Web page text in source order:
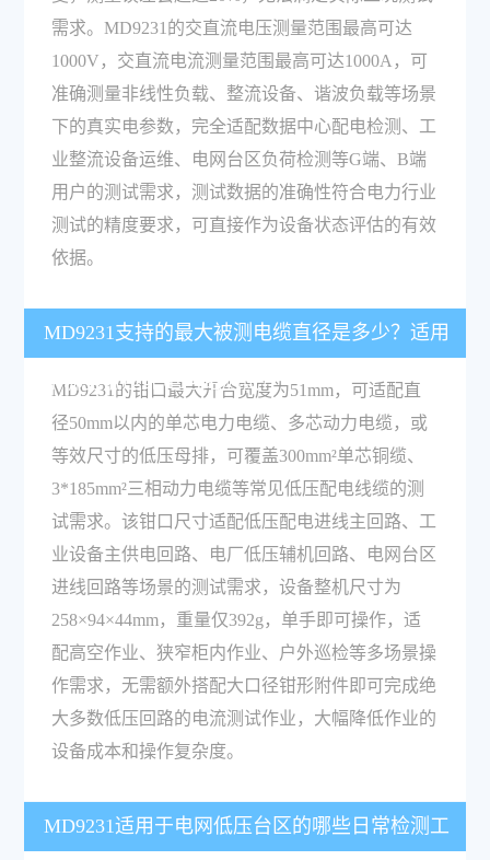
需求。MD9231的交直流电压测量范围最高可达
1000V，交直流电流测量范围最高可达1000A，可
准确测量非线性负载、整流设备、谐波负载等场景
下的真实电参数，完全适配数据中心配电检测、工
业整流设备运维、电网台区负荷检测等G端、B端
用户的测试需求，测试数据的准确性符合电力行业
测试的精度要求，可直接作为设备状态评估的有效
依据。
MD9231支持的最大被测电缆直径是多少？适用
于哪些低压配电回路测试？
MD9231的钳口最大开合宽度为51mm，可适配直
径50mm以内的单芯电力电缆、多芯动力电缆，或
等效尺寸的低压母排，可覆盖300mm²单芯铜缆、
3*185mm²三相动力电缆等常见低压配电线缆的测
试需求。该钳口尺寸适配低压配电进线主回路、工
业设备主供电回路、电厂低压辅机回路、电网台区
进线回路等场景的测试需求，设备整机尺寸为
258×94×44mm，重量仅392g，单手即可操作，适
配高空作业、狭窄柜内作业、户外巡检等多场景操
作需求，无需额外搭配大口径钳形附件即可完成绝
大多数低压回路的电流测试作业，大幅降低作业的
设备成本和操作复杂度。
MD9231适用于电网低压台区的哪些日常检测工